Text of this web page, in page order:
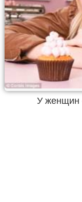
У женщин